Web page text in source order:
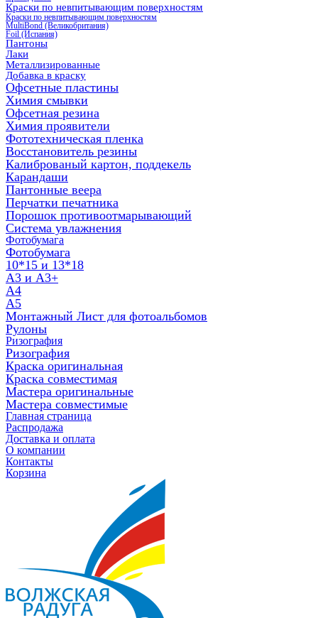
Краски по невпитывающим поверхностям
Краски по невпитывающим поверхностям
MultiBond (Великобритания)
Foil (Испания)
Пантоны
Лаки
Металлизированные
Добавка в краску
Офсетные пластины
Химия смывки
Офсетная резина
Химия проявители
Фототехническая пленка
Восстановитель резины
Калиброваный картон, поддекель
Карандаши
Пантонные веера
Перчатки печатника
Порошок противоотмарывающий
Система увлажнения
Фотобумага
Фотобумага
10*15 и 13*18
A3 и А3+
А4
А5
Монтажный Лист для фотоальбомов
Рулоны
Ризография
Ризография
Краска оригинальная
Краска совместимая
Мастера оригинальные
Мастера совместимые
Главная страница
Распродажа
Доставка и оплата
О компании
Контакты
Корзина